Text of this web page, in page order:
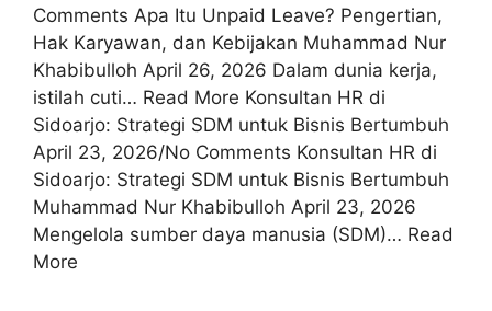
Comments Apa Itu Unpaid Leave? Pengertian,
Hak Karyawan, dan Kebijakan Muhammad Nur
Khabibulloh April 26, 2026 Dalam dunia kerja,
istilah cuti… Read More Konsultan HR di
Sidoarjo: Strategi SDM untuk Bisnis Bertumbuh
April 23, 2026/No Comments Konsultan HR di
Sidoarjo: Strategi SDM untuk Bisnis Bertumbuh
Muhammad Nur Khabibulloh April 23, 2026
Mengelola sumber daya manusia (SDM)… Read
More